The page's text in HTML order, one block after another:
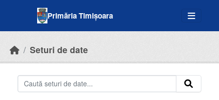
Primăria Timișoara
Seturi de date